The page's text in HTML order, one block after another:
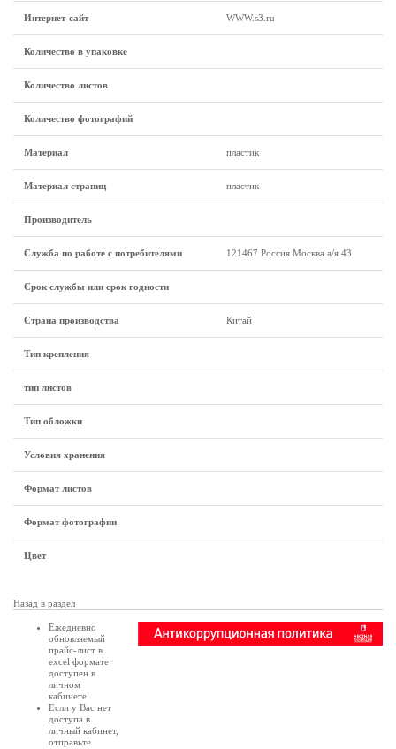
Интернет-сайт WWW.s3.ru
Количество в упаковке
Количество листов
Количество фотографий
Материал пластик
Материал страниц пластик
Производитель
Служба по работе с потребителями 121467 Россия Москва а/я 43
Срок службы или срок годности
Страна производства Китай
Тип крепления
тип листов
Тип обложки
Условия хранения
Формат листов
Формат фотографии
Цвет
Назад в раздел
Ежедневно
обновляемый
прайс-лист в
excel формате
доступен в
личном
кабинете
Если у Вас нет
доступа в
личный кабинет,
отправьте